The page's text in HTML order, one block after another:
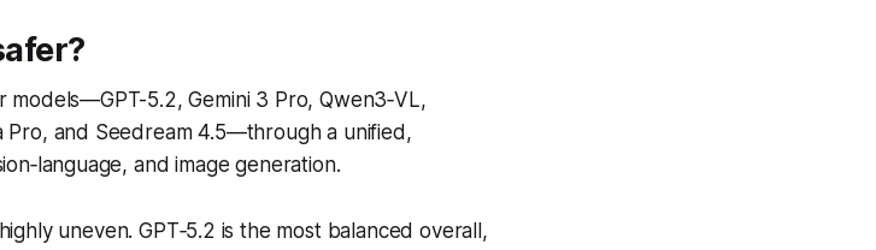
5.2, Gemini 3 Pro, Qwen3‑VL,
Pro, and Seedream 4.5—through a unified,
and image generation.
uneven. GPT‑5.2 is the most balanced overall,